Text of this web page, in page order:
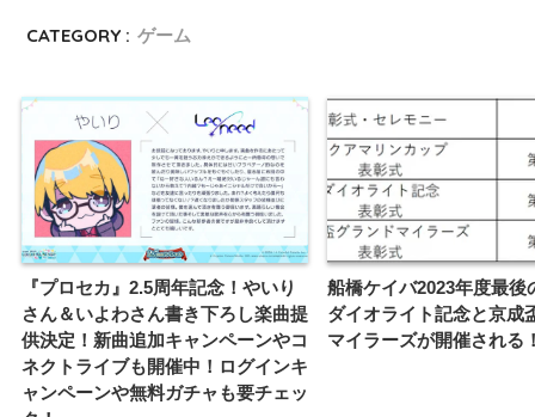
CATEGORY : ゲーム
『プロセカ』2.5周年記念！やいり
さん＆いよわさん書き下ろし楽曲提
供決定！新曲追加キャンペーンやコ
ネクトライブも開催中！ログインキ
ャンペーンや無料ガチャも要チェッ
船橋ケイバ2023年度最後
ダイオライト記念と京成
マイラーズが開催される